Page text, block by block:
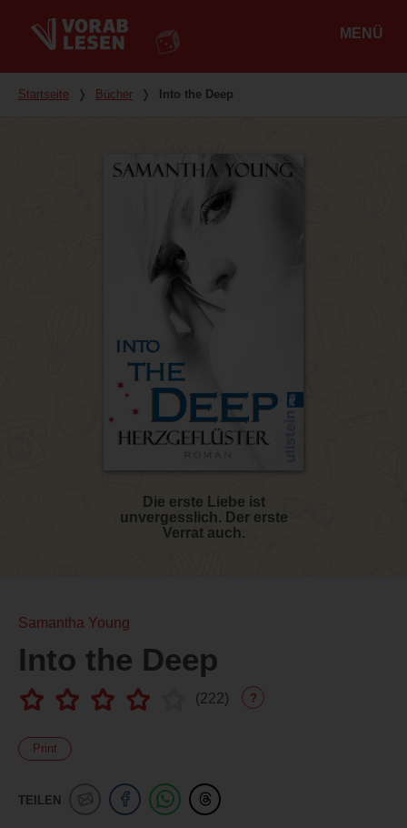
MENÜ
Du bist hier
Startseite ❭ Bücher ❭ Into the Deep
Die erste Liebe ist
unvergesslich. Der erste
Verrat auch.
Samantha Young
Into the Deep
(222) ?
Print
TEILEN